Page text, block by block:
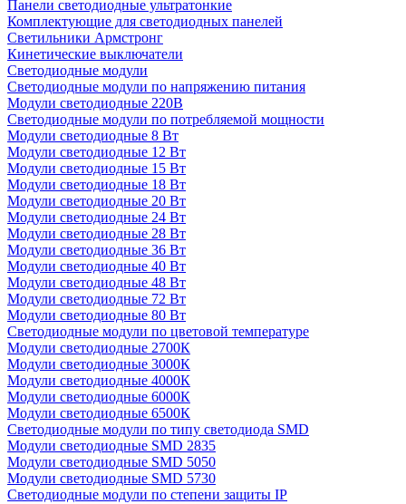
Панели светодиодные ультратонкие
Комплектующие для светодиодных панелей
Светильники Армстронг
Кинетические выключатели
Светодиодные модули
Светодиодные модули по напряжению питания
Модули светодиодные 220В
Светодиодные модули по потребляемой мощности
Модули светодиодные 8 Вт
Модули светодиодные 12 Вт
Модули светодиодные 15 Вт
Модули светодиодные 18 Вт
Модули светодиодные 20 Вт
Модули светодиодные 24 Вт
Модули светодиодные 28 Вт
Модули светодиодные 36 Вт
Модули светодиодные 40 Вт
Модули светодиодные 48 Вт
Модули светодиодные 72 Вт
Модули светодиодные 80 Вт
Светодиодные модули по цветовой температуре
Модули светодиодные 2700К
Модули светодиодные 3000К
Модули светодиодные 4000К
Модули светодиодные 6000К
Модули светодиодные 6500К
Светодиодные модули по типу светодиода SMD
Модули светодиодные SMD 2835
Модули светодиодные SMD 5050
Модули светодиодные SMD 5730
Светодиодные модули по степени защиты IP